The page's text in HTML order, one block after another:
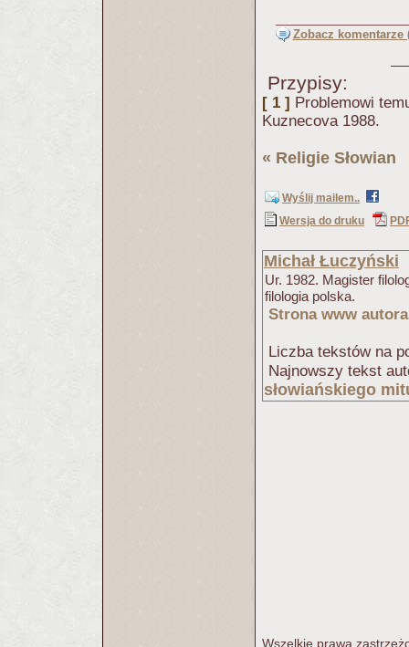
Zobacz komentarze
Przypisy:
[ 1 ] Problemowi
Kuznecova 1988.
« Religie Słowian
Wyślij mailem..
Wersja do druku
Michał Łuczyński
Ur. 1982. Magister
filologia polska.
Strona www autora
Liczba tekstów na
Najnowszy tekst
słowiańskiego
Wszelkie prawa